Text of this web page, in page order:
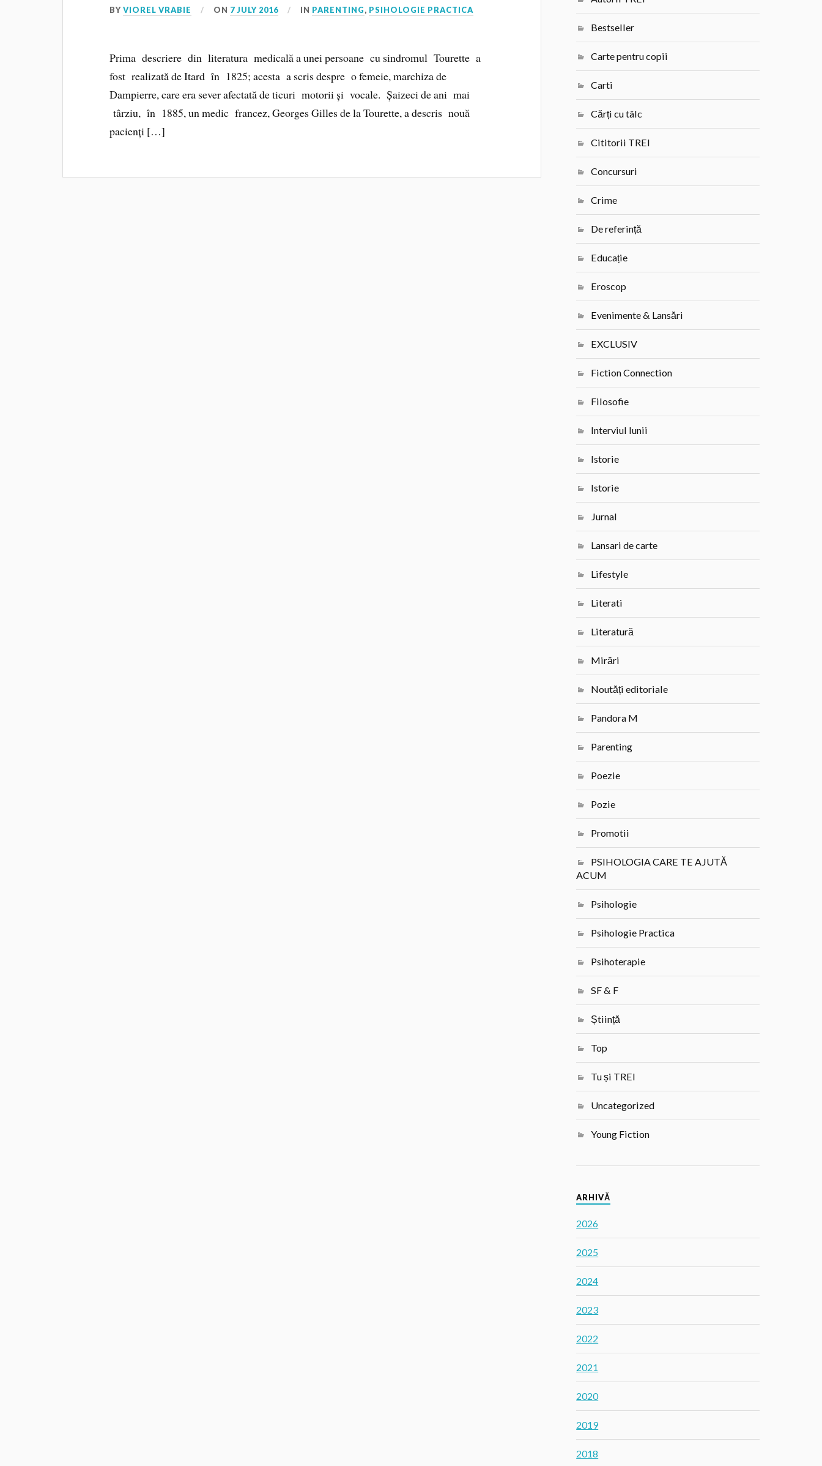
BYVIOREL VRABIE ON 7 JULY 2016 IN PARENTING, PSIHOLOGIE PRACTICA
Prima descriere din literatura medicală a unei persoane cu sindromul Tourette a
fost realizată de Itard în 1825; acesta a scris despre o femeie, marchiza de
Dampierre, care era sever afectată de ticuri motorii și vocale. Șaizeci de ani mai
târziu, în 1885, un medic francez, Georges Gilles de la Tourette, a descris nouă
pacienți […]
Bestseller
Carte pentru copii
Carti
Cărți cu tâlc
Cititorii TREI
Concursuri
Crime
De referință
Educație
Eroscop
Evenimente & Lansări
EXCLUSIV
Fiction Connection
Filosofie
Interviul lunii
Istorie
Istorie
Jurnal
Lansari de carte
Lifestyle
Literati
Literatură
Mirări
Noutăți editoriale
Pandora M
Parenting
Poezie
Pozie
Promotii
PSIHOLOGIA CARE TE AJUTĂ
ACUM
Psihologie
Psihologie Practica
Psihoterapie
SF & F
Știință
Top
Tu și TREI
Uncategorized
Young Fiction
ARHIVĂ
2026
2025
2024
2023
2022
2021
2020
2019
2018